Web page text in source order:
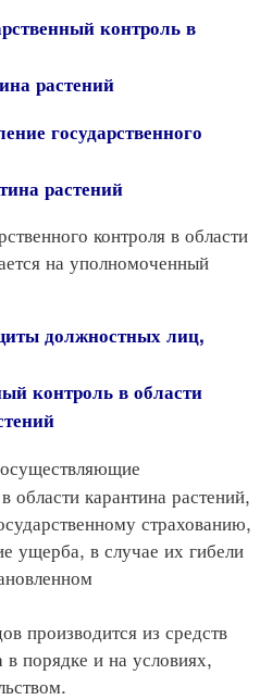
контроль в
государственного
растений
контроля в области
на уполномоченный
должностных лиц,
в области
области карантина растений,
страхованию,
ущерба, в случае их гибели
производится из средств
порядке и на условиях,